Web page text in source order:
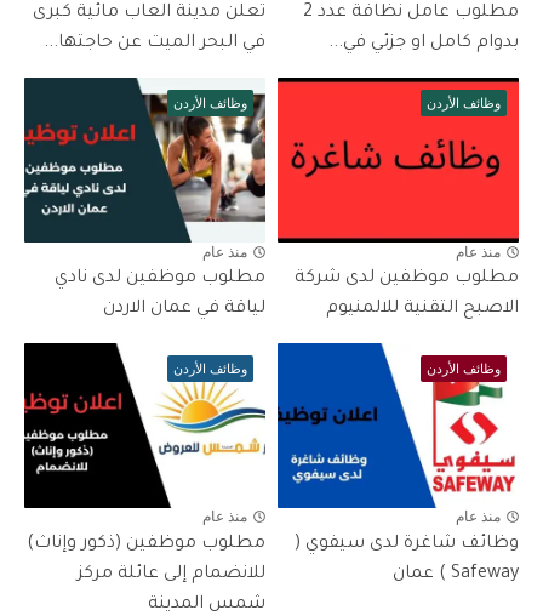
مطلوب عامل نظافة عدد 2
بدوام كامل او جزئي في...
تعلن مدينة العاب مائية كبرى
في البحر الميت عن حاجتها...
وظائف الأردن
منذ عام
مطلوب موظفين لدى شركة
الاصبح التقنية للالمنيوم
وظائف الأردن
منذ عام
مطلوب موظفين لدى نادي
لياقة في عمان الاردن
وظائف الأردن
منذ عام
وظائف شاغرة لدى سيفوي (
Safeway ) عمان
وظائف الأردن
منذ عام
مطلوب موظفين (ذكور وإناث)
للانضمام إلى عائلة مركز
شمس المدينة